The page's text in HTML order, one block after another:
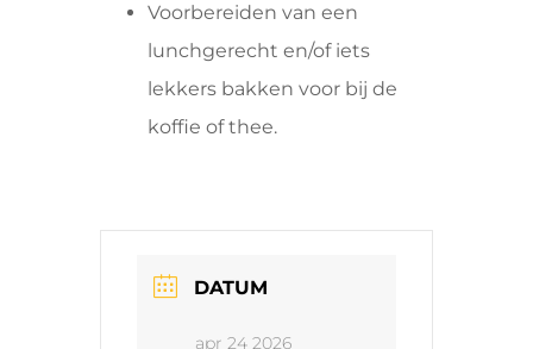
Voorbereiden van een
lunchgerecht en/of iets
lekkers bakken voor bij de
koffie of thee.
DATUM
apr 24 2026